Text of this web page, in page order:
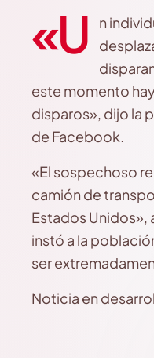
«U
n
este momento
disparos», dijo la
de Facebook.
«El sospechoso
camión de
Estados Unidos»,
instó a la
ser
Noticia en